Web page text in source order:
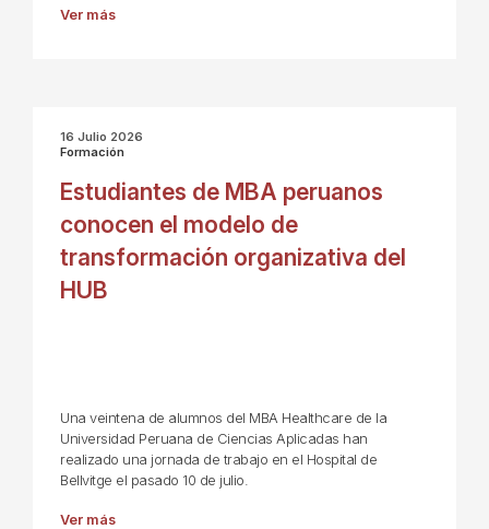
Ver más
16 Julio 2026
Formación
Estudiantes de MBA peruanos
conocen el modelo de
transformación organizativa del
HUB
Una veintena de alumnos del MBA Healthcare de la
Universidad Peruana de Ciencias Aplicadas han
realizado una jornada de trabajo en el Hospital de
Bellvitge el pasado 10 de julio.
Ver más